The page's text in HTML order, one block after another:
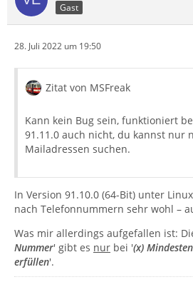
Gast
28. Juli 2022 um 19:50
Zitat von MSFreak
Kann kein Bug sein, funktioniert
91.11.0 auch nicht, du kannst nur
Mailadressen suchen.
In Version 91.10.0 (64-Bit) unter
nach Telefonnummern sehr wohl –
Was mir allerdings aufgefallen ist:
Nummer' gibt es nur bei '(x)
erfüllen'.